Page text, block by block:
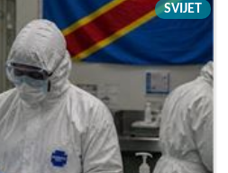
SVIJET